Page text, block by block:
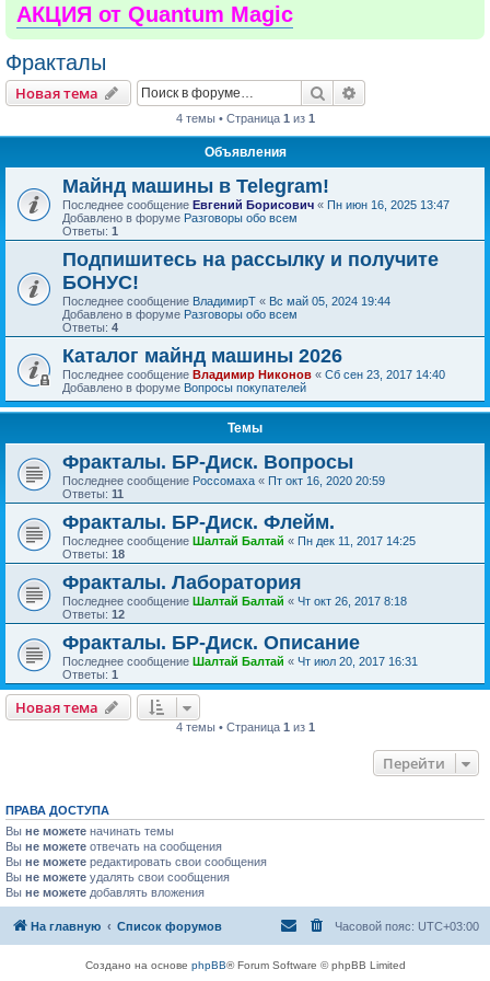
АКЦИЯ от Quantum Magic
Фракталы
Новая тема Поиск
4 темы • Страница 1 из 1
Объявления
Майнд машины в Telegram!
Последнее сообщение Евгений Борисович « Пн июн 16, 2025 13:47
Добавлено в форуме Разговоры обо всем
Ответы: 1
Подпишитесь на рассылку и получите
БОНУС!
Последнее сообщение ВладимирТ « Вс май 05, 2024 19:44
Добавлено в форуме Разговоры обо всем
Ответы: 4
Каталог майнд машины 2026
Последнее сообщение Владимир Никонов « Сб сен 23, 2017 14:40
Добавлено в форуме Вопросы покупателей
Темы
Фракталы. БР-Диск. Вопросы
Последнее сообщение Россомаха « Пт окт 16, 2020 20:59
Ответы: 11
Фракталы. БР-Диск. Флейм.
Последнее сообщение Шалтай Балтай « Пн дек 11, 2017 14:25
Ответы: 18
Фракталы. Лаборатория
Последнее сообщение Шалтай Балтай « Чт окт 26, 2017 8:18
Ответы: 12
Фракталы. БР-Диск. Описание
Последнее сообщение Шалтай Балтай « Чт июл 20, 2017 16:31
Ответы: 1
Новая тема
4 темы • Страница 1 из 1
Перейти
ПРАВА ДОСТУПА
Вы не можете начинать темы
Вы не можете отвечать на сообщения
Вы не можете редактировать свои сообщения
Вы не можете удалять свои сообщения
Вы не можете добавлять вложения
На главную Список форумов Часовой пояс: UTC+03:00
Создано на основе phpBB® Forum Software © phpBB Limited